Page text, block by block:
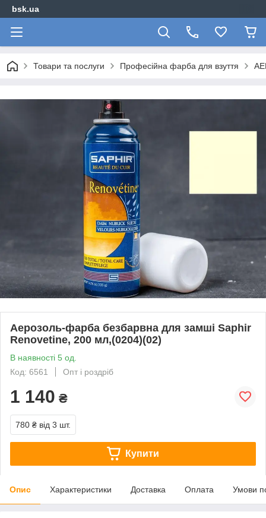
bsk.ua
Товари та послуги Професійна фарба для взуття
Аерозоль-фарба безбарвна для замші Saphir
Renovetine, 200 мл,(0204)(02)
В наявності 5 од.
Код: 6561
Опт і роздріб
1 140 ₴
780 ₴ від 3 шт.
Купити
Опис Характеристики Доставка Оплата Умови